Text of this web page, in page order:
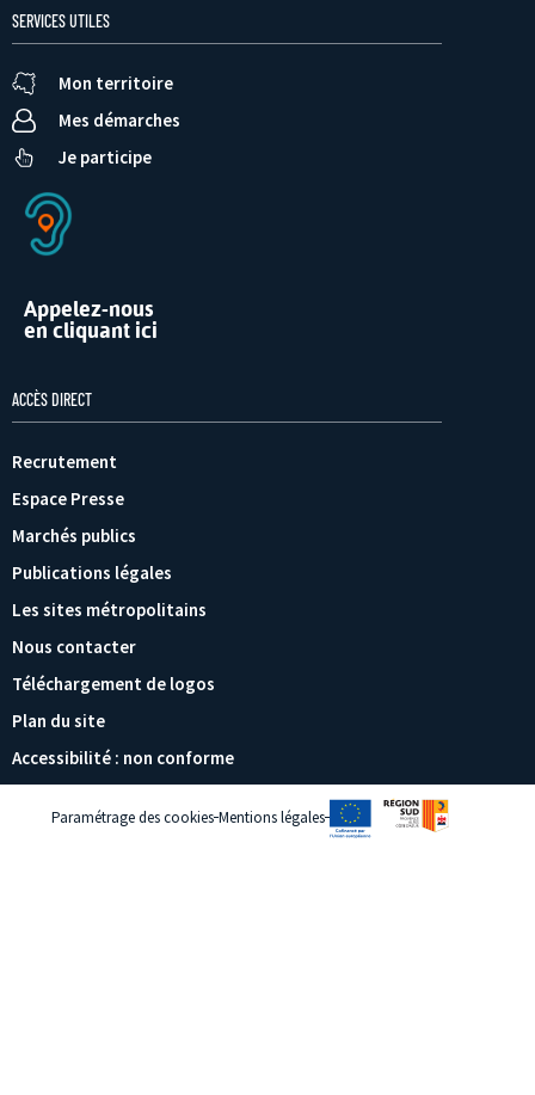
SERVICES UTILES
Mon territoire
Mes démarches
Je participe
Appelez-nous
en cliquant ici
ACCÈS DIRECT
Recrutement
Espace Presse
Marchés publics
Publications légales
Les sites métropolitains
Nous contacter
Téléchargement de logos
Plan du site
Accessibilité : non conforme
Paramétrage des cookies Mentions légales